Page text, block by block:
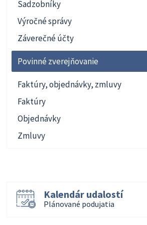
Sadzobníky
Výročné správy
Záverečné účty
Povinné zverejňovanie
Faktúry, objednávky, zmluvy
Faktúry
Objednávky
Zmluvy
Kalendár udalostí
Plánované podujatia